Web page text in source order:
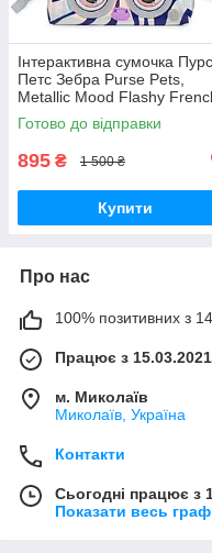
Інтерактивна сумочка
Петс Зебра Purse Pets,
Metallic Mood Flashy
Rebel Stripez Spin Master
Оригінал MyDoll.com.ua
Готово до відправки
895 ₴ 1 500 ₴
Купити
Про нас
100% позитивних з
Працює з 15.03.2021
м. Миколаїв
Миколаїв, Україна
Контакти
Сьогодні працює з
Показати весь